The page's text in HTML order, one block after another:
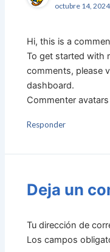
octubre 14,
Hi, this is a
To get started with
comments, please
dashboard.
Commenter
Responder
Deja un
Tu dirección de
Los campos